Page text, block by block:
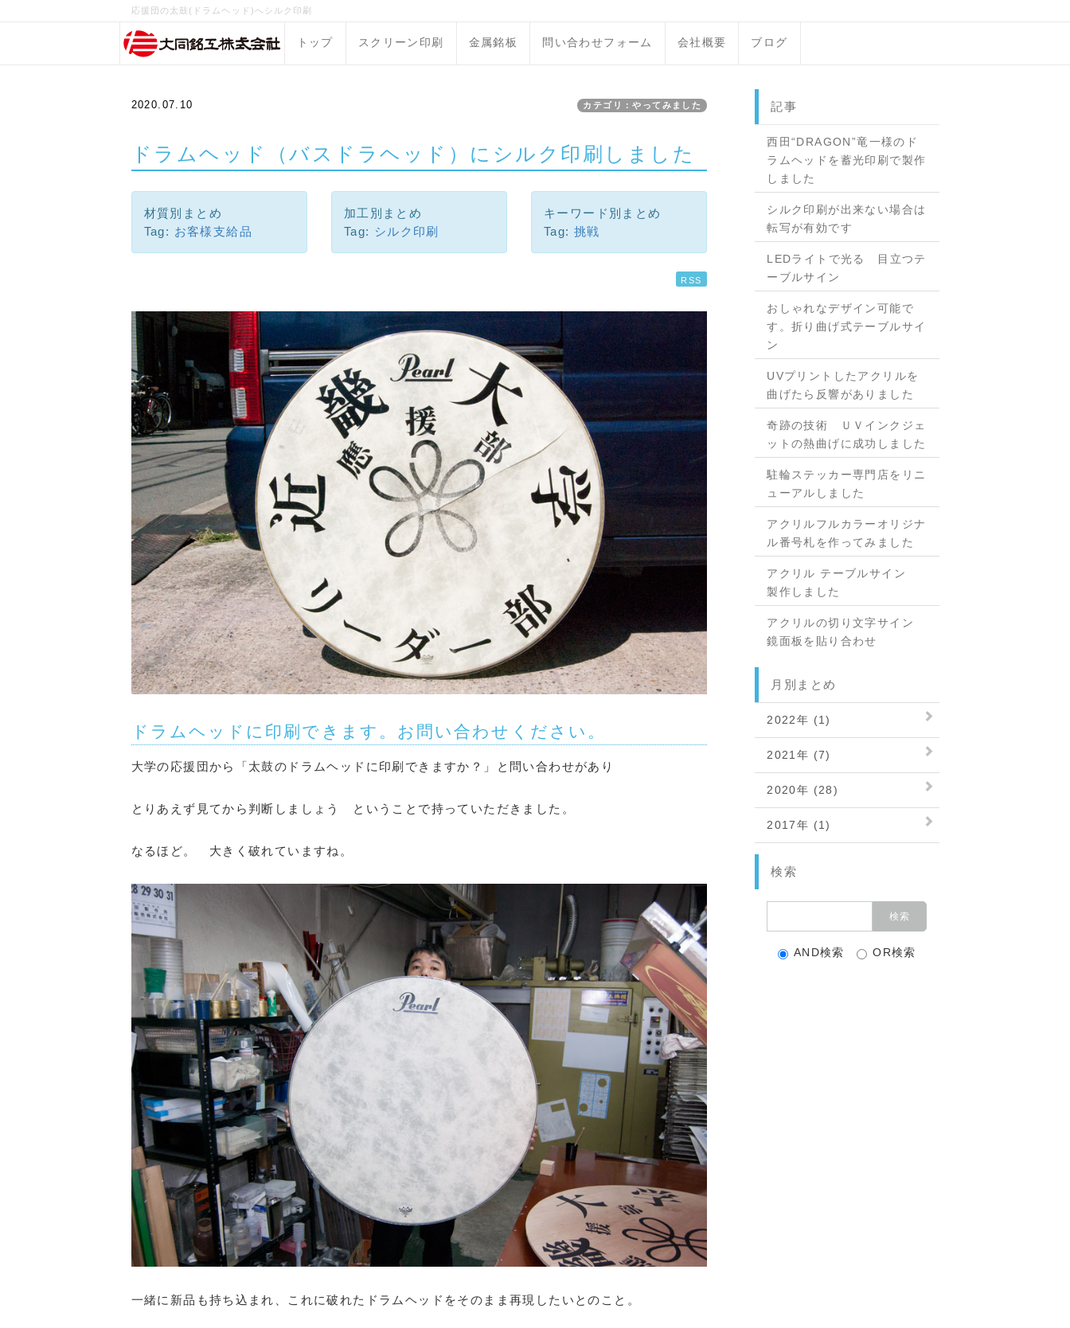
応援団の太鼓(ドラムヘッド)へシルク印刷
トップ スクリーン印刷 金属銘板 問い合わせフォーム 会社概要 ブログ
2020.07.10 カテゴリ：やってみました
ドラムヘッド（バスドラヘッド）にシルク印刷しました
材質別まとめ
Tag: お客様支給品
加工別まとめ
Tag: シルク印刷
キーワード別まとめ
Tag: 挑戦
RSS
ドラムヘッドに印刷できます。お問い合わせください。
大学の応援団から「太鼓のドラムヘッドに印刷できますか？」と問い合わせがあり
とりあえず見てから判断しましょう ということで持っていただきました。
なるほど。 大きく破れていますね。
一緒に新品も持ち込まれ、これに破れたドラムヘッドをそのまま再現したいとのこと。
記事
西田“DRAGON”竜一様のド
ラムヘッドを蓄光印刷で製作
しました
シルク印刷が出来ない場合は
転写が有効です
LEDライトで光る 目立つテ
ーブルサイン
おしゃれなデザイン可能で
す。折り曲げ式テーブルサイ
ン
UVプリントしたアクリルを
曲げたら反響がありました
奇跡の技術 ＵＶインクジェ
ットの熱曲げに成功しました
駐輪ステッカー専門店をリニ
ューアルしました
アクリルフルカラーオリジナ
ル番号札を作ってみました
アクリル テーブルサイン
製作しました
アクリルの切り文字サイン
鏡面板を貼り合わせ
月別まとめ
2022年 (1)
2021年 (7)
2020年 (28)
2017年 (1)
検索
AND検索 OR検索